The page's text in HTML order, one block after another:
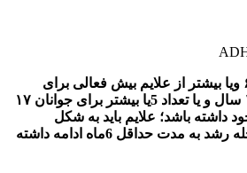
بیش فعالی: تعداد ۶ ویا بیشتر از علایم بیش فعالی برای
کودکان زیر سن ۱۶ سال و یا تعداد 5یا بیشتر برای جوانان ۱۷
داشته باشد؛ علایم باید به شکل
نامناسب برای مرحله رشد به مدت حداقل 6ماه ادامه داشته